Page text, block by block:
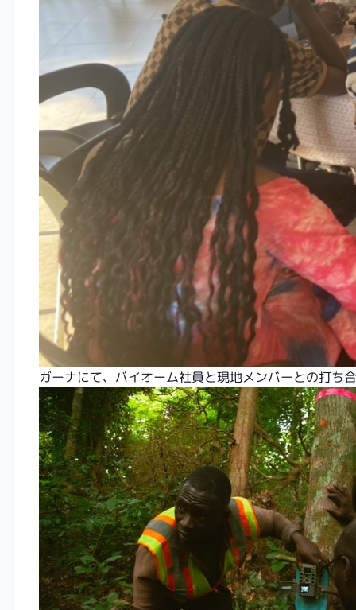
ガーナにて、バイオーム社員と現地メンバーとの打ち